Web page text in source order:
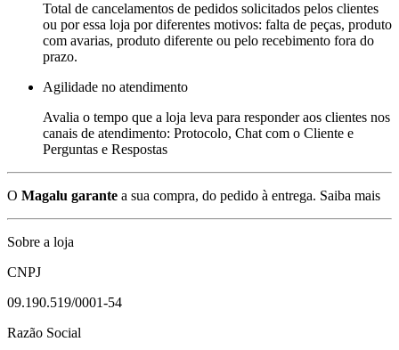
Total de cancelamentos de pedidos solicitados pelos clientes
ou por essa loja por diferentes motivos: falta de peças, produto
com avarias, produto diferente ou pelo recebimento fora do
prazo.
Agilidade no atendimento
Avalia o tempo que a loja leva para responder aos clientes nos
canais de atendimento: Protocolo, Chat com o Cliente e
Perguntas e Respostas
O Magalu garante a sua compra, do pedido à entrega. Saiba mais
Sobre a loja
CNPJ
09.190.519/0001-54
Razão Social